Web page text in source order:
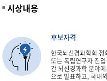
시상내용
후보자격
한국뇌신경과학회
또는 독립연구자 진
간 뇌신경과학 분야
으로 발표하고, 국내